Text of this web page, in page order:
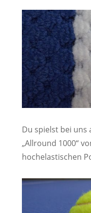
Du spielst bei uns
„Allround 1000“
hochelastischen